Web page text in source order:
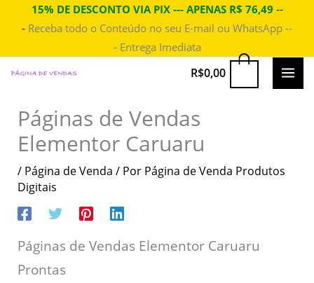
para
conteúdo
15% DE DESCONTO VIA PIX --- APENAS R$ 76,49 --
- Receba todo o Conteúdo no seu E-mail ou WhatsApp --
- Entrega Imediata
R$0,00
Páginas de Vendas
Elementor Caruaru
/ Página de Venda / Por Página de Venda Produtos
Digitais
Páginas de Vendas Elementor Caruaru
Prontas